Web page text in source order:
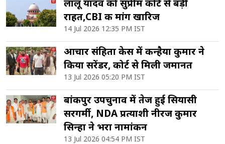
लालू यादव को सुप्रीम कोर्ट से बड़ी
राहत,CBI की मांग खारिज
14 Jul 2026 12:35 PM IST
आचार संहिता केस में कन्हैया कुमार ने
किया सरेंडर, कोर्ट से मिली जमानत
13 Jul 2026 05:20 PM IST
बांकीपुर उपचुनाव में तेज हुई सियासी
सरगर्मी, NDA प्रत्याशी नीरज कुमार
सिन्हा ने भरा नामांकन
13 Jul 2026 04:54 PM IST